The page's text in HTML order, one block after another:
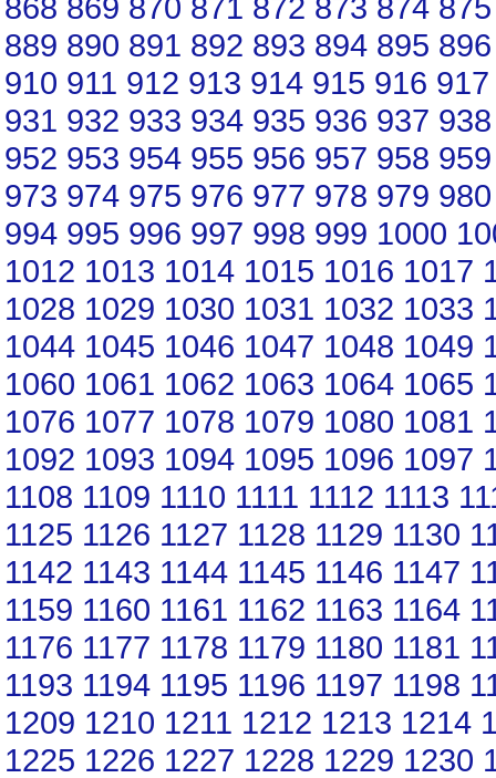
889 890 891 892 893 894 895 896
910 911 912 913 914 915 916 917
931 932 933 934 935 936 937 938
952 953 954 955 956 957 958 959
973 974 975 976 977 978 979 980
994 995 996 997 998 999 1000
1012 1013 1014 1015 1016 1017
1028 1029 1030 1031 1032 1033
1044 1045 1046 1047 1048 1049
1060 1061 1062 1063 1064 1065
1076 1077 1078 1079 1080 1081
1092 1093 1094 1095 1096 1097
1108 1109 1110 1111 1112 1113
1125 1126 1127 1128 1129 1130
1142 1143 1144 1145 1146 1147
1159 1160 1161 1162 1163 1164
1176 1177 1178 1179 1180 1181
1193 1194 1195 1196 1197 1198
1209 1210 1211 1212 1213 1214
1225 1226 1227 1228 1229 1230